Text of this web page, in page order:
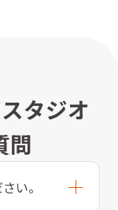
タジオ
問
い。